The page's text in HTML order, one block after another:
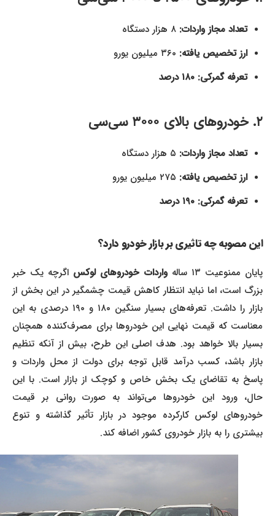
تعداد مجاز واردات:۸ هزار دستگاه
ارز تخصیص یافته:۳۶۰ میلیون یورو
تعرفه گمرکی: ۱۸۰ درصد
تعداد مجاز واردات:۵ هزار دستگاه
ارز تخصیص یافته:۲۷۵ میلیون یورو
تعرفه گمرکی: ۱۹۰ درصد
این مصوبه چه تاثیری بر بازار خودرو دارد؟
پایان ممنوعیت ۱۳ ساله واردات خودروهای لوکساگرچه یک خبر
بزرگ است، اما نباید انتظار کاهش قیمت چشمگیر در این بخش از
بازار را داشت. تعرفه‌های بسیار سنگین ۱۸۰ و ۱۹۰ درصدی به این
معناست که قیمت نهایی این خودروها برای مصرف‌کننده همچنان
بسیار بالا خواهد بود. هدف اصلی این طرح، بیش از آنکه تنظیم
بازار باشد، کسب درآمد قابل توجه برای دولت از محل واردات و
پاسخ به تقاضای یک بخش خاص و کوچک از بازار است. با این
حال، ورود این خودروها می‌تواند به صورت روانی بر قیمت
خودروهای لوکس کارکرده موجود در بازار تأثیر گذاشته و تنوع
بیشتری را به بازار خودروی کشور اضافه کند.